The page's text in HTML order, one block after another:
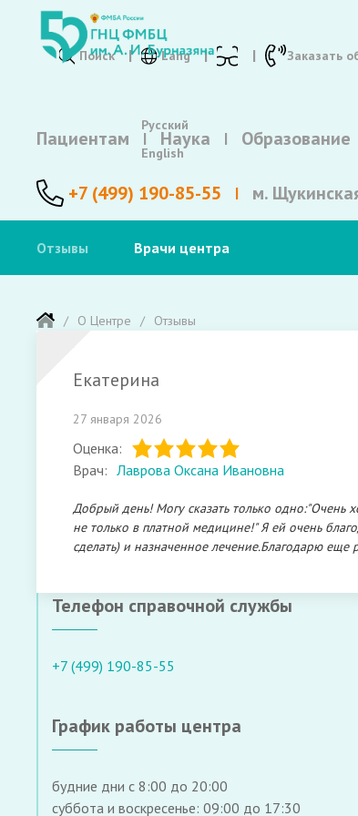
Поиск Lang
Русский
English
Заказать
Пациентам Наука Образование
+7 (499) 190-85-55 м.
Отзывы Врачи центра
О Центре Отзывы
Екатерина
27 января 2026
Оценка:
Врач: Лаврова Оксана Ивановна
Добрый день! Могу сказать только одно:"Очень
не только в платной медицине!" Я ей очень
сделать) и назначенное лечение.Благодарю еще
Телефон справочной службы
+7 (499) 190-85-55
График работы центра
будние дни с 8:00 до 20:00
суббота и воскресенье: 09:00 до 17:30